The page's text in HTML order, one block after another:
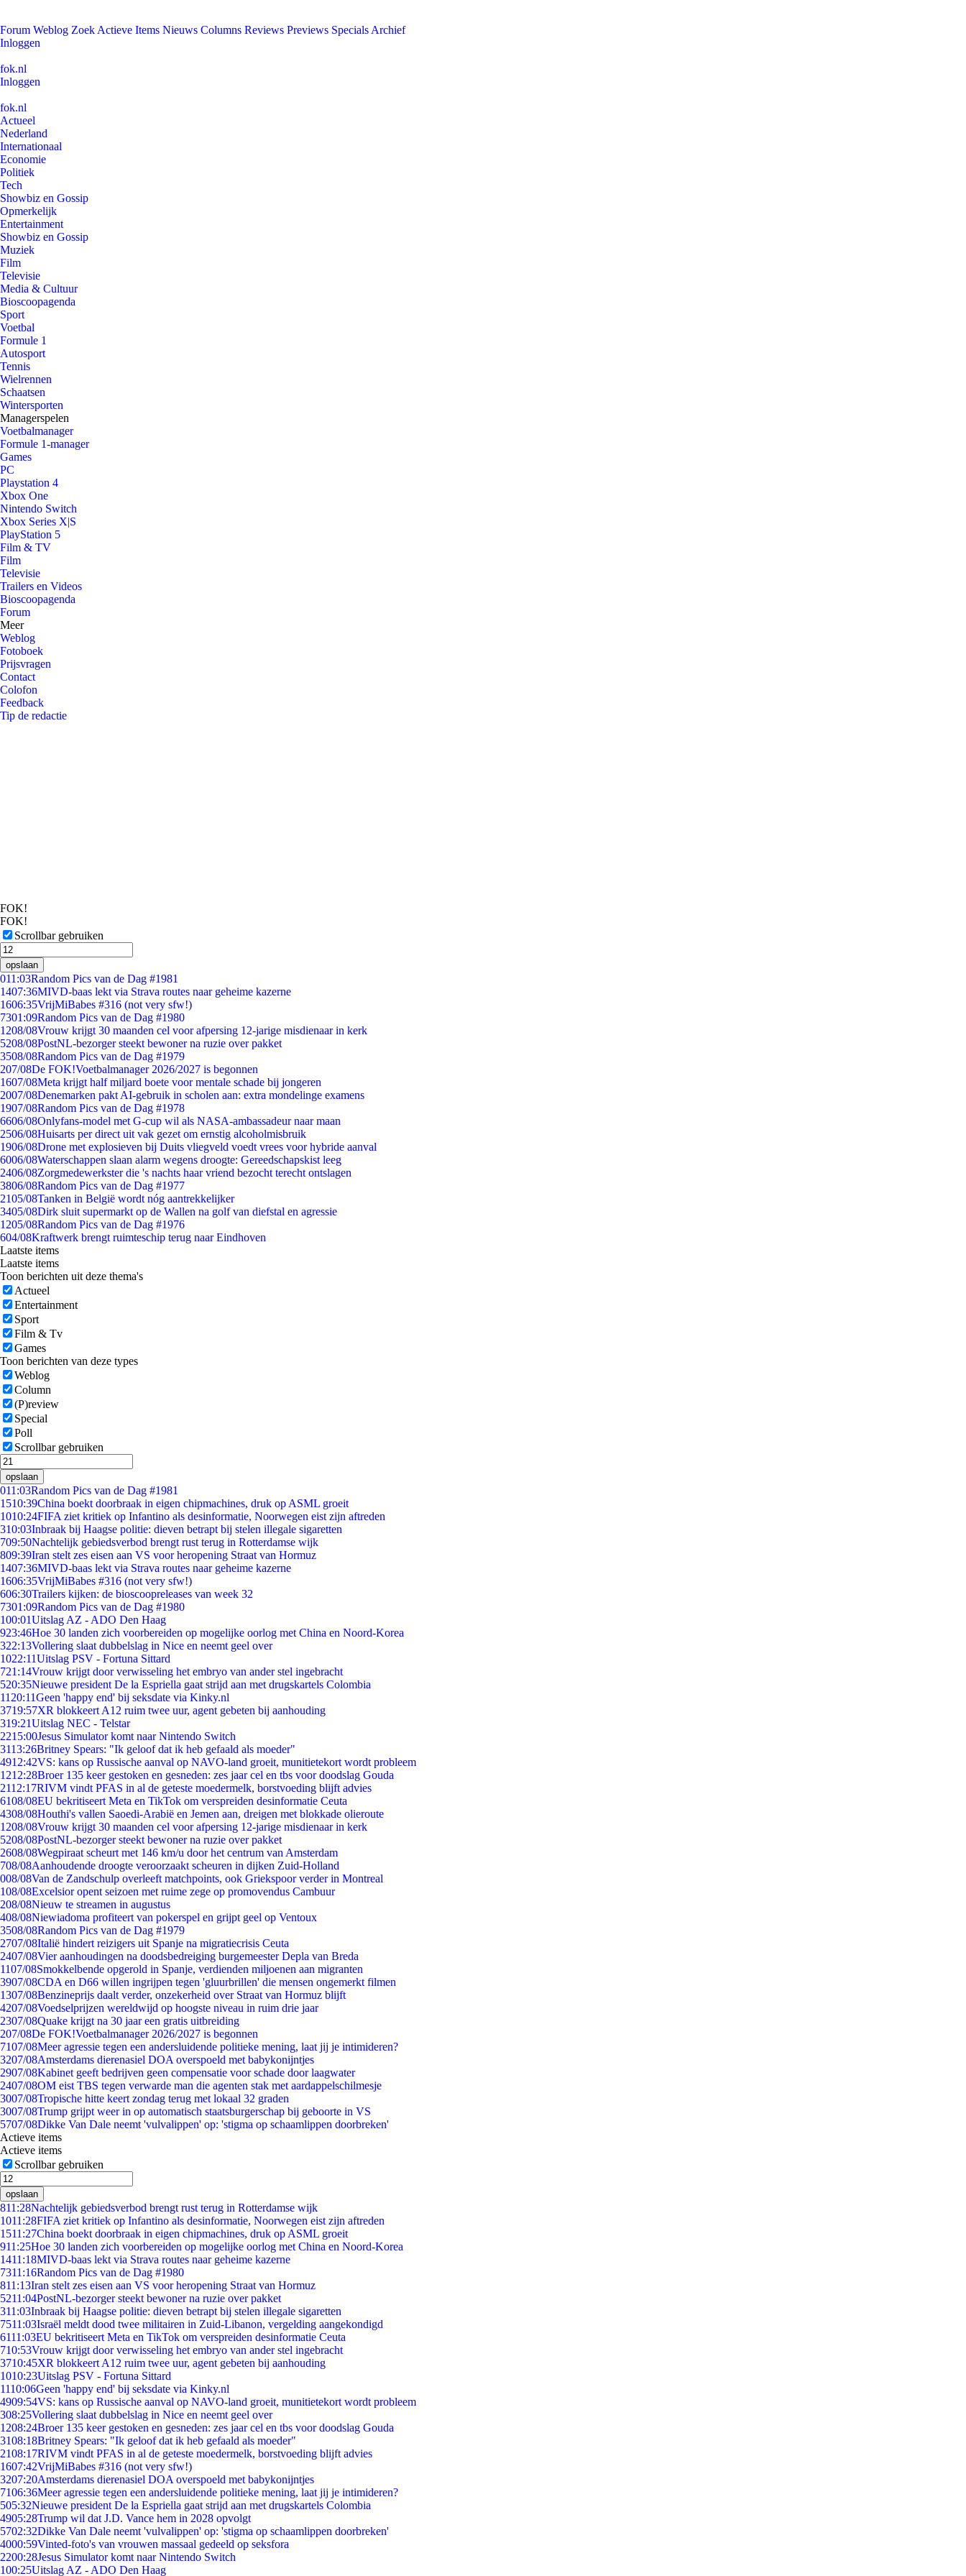
Forum Weblog Zoek Actieve Items Nieuws Columns Reviews Previews Specials Archief
Inloggen
fok.nl
Inloggen
fok.nl
Actueel
Nederland
Internationaal
Economie
Politiek
Tech
Showbiz en Gossip
Opmerkelijk
Entertainment
Showbiz en Gossip
Muziek
Film
Televisie
Media & Cultuur
Bioscoopagenda
Sport
Voetbal
Formule 1
Autosport
Tennis
Wielrennen
Schaatsen
Wintersporten
Managerspelen
Voetbalmanager
Formule 1-manager
Games
PC
Playstation 4
Xbox One
Nintendo Switch
Xbox Series X|S
PlayStation 5
Film & TV
Film
Televisie
Trailers en Videos
Bioscoopagenda
Forum
Meer
Weblog
Fotoboek
Prijsvragen
Contact
Colofon
Feedback
Tip de redactie
FOK!
FOK!
Scrollbar gebruiken
opslaan
011:03Random Pics van de Dag #1981
1407:36MIVD-baas lekt via Strava routes naar geheime kazerne
1606:35VrijMiBabes #316 (not very sfw!)
7301:09Random Pics van de Dag #1980
1208/08Vrouw krijgt 30 maanden cel voor afpersing 12-jarige misdienaar in kerk
5208/08PostNL-bezorger steekt bewoner na ruzie over pakket
3508/08Random Pics van de Dag #1979
207/08De FOK!Voetbalmanager 2026/2027 is begonnen
1607/08Meta krijgt half miljard boete voor mentale schade bij jongeren
2007/08Denemarken pakt AI-gebruik in scholen aan: extra mondelinge examens
1907/08Random Pics van de Dag #1978
6606/08Onlyfans-model met G-cup wil als NASA-ambassadeur naar maan
2506/08Huisarts per direct uit vak gezet om ernstig alcoholmisbruik
1906/08Drone met explosieven bij Duits vliegveld voedt vrees voor hybride aanval
6006/08Waterschappen slaan alarm wegens droogte: Gereedschapskist leeg
2406/08Zorgmedewerkster die 's nachts haar vriend bezocht terecht ontslagen
3806/08Random Pics van de Dag #1977
2105/08Tanken in België wordt nóg aantrekkelijker
3405/08Dirk sluit supermarkt op de Wallen na golf van diefstal en agressie
1205/08Random Pics van de Dag #1976
604/08Kraftwerk brengt ruimteschip terug naar Eindhoven
Laatste items
Laatste items
Toon berichten uit deze thema's
Actueel
Entertainment
Sport
Film & Tv
Games
Toon berichten van deze types
Weblog
Column
(P)review
Special
Poll
Scrollbar gebruiken
opslaan
011:03Random Pics van de Dag #1981
1510:39China boekt doorbraak in eigen chipmachines, druk op ASML groeit
1010:24FIFA ziet kritiek op Infantino als desinformatie, Noorwegen eist zijn aftreden
310:03Inbraak bij Haagse politie: dieven betrapt bij stelen illegale sigaretten
709:50Nachtelijk gebiedsverbod brengt rust terug in Rotterdamse wijk
809:39Iran stelt zes eisen aan VS voor heropening Straat van Hormuz
1407:36MIVD-baas lekt via Strava routes naar geheime kazerne
1606:35VrijMiBabes #316 (not very sfw!)
606:30Trailers kijken: de bioscoopreleases van week 32
7301:09Random Pics van de Dag #1980
100:01Uitslag AZ - ADO Den Haag
923:46Hoe 30 landen zich voorbereiden op mogelijke oorlog met China en Noord-Korea
322:13Vollering slaat dubbelslag in Nice en neemt geel over
1022:11Uitslag PSV - Fortuna Sittard
721:14Vrouw krijgt door verwisseling het embryo van ander stel ingebracht
520:35Nieuwe president De la Espriella gaat strijd aan met drugskartels Colombia
11 20:11Geen 'happy end' bij seksdate via Kinky.nl
3719:57XR blokkeert A12 ruim twee uur, agent gebeten bij aanhouding
319:21Uitslag NEC - Telstar
2215:00Jesus Simulator komt naar Nintendo Switch
3113:26Britney Spears: "Ik geloof dat ik heb gefaald als moeder"
4912:42VS: kans op Russische aanval op NAVO-land groeit, munitietekort wordt probleem
1212:28Broer 135 keer gestoken en gesneden: zes jaar cel en tbs voor doodslag Gouda
2112:17RIVM vindt PFAS in al de geteste moedermelk, borstvoeding blijft advies
6108/08EU bekritiseert Meta en TikTok om verspreiden desinformatie Ceuta
4308/08Houthi's vallen Saoedi-Arabië en Jemen aan, dreigen met blokkade olieroute
1208/08Vrouw krijgt 30 maanden cel voor afpersing 12-jarige misdienaar in kerk
5208/08PostNL-bezorger steekt bewoner na ruzie over pakket
2608/08Wegpiraat scheurt met 146 km/u door het centrum van Amsterdam
708/08Aanhoudende droogte veroorzaakt scheuren in dijken Zuid-Holland
008/08Van de Zandschulp overleeft matchpoints, ook Griekspoor verder in Montreal
108/08Excelsior opent seizoen met ruime zege op promovendus Cambuur
208/08Nieuw te streamen in augustus
408/08Niewiadoma profiteert van pokerspel en grijpt geel op Ventoux
3508/08Random Pics van de Dag #1979
2707/08Italië hindert reizigers uit Spanje na migratiecrisis Ceuta
2407/08Vier aanhoudingen na doodsbedreiging burgemeester Depla van Breda
1107/08Smokkelbende opgerold in Spanje, verdienden miljoenen aan migranten
3907/08CDA en D66 willen ingrijpen tegen 'gluurbrillen' die mensen ongemerkt filmen
1307/08Benzineprijs daalt verder, onzekerheid over Straat van Hormuz blijft
4207/08Voedselprijzen wereldwijd op hoogste niveau in ruim drie jaar
2307/08Quake krijgt na 30 jaar een gratis uitbreiding
207/08De FOK!Voetbalmanager 2026/2027 is begonnen
7107/08Meer agressie tegen een andersluidende politieke mening, laat jij je intimideren?
3207/08Amsterdams dierenasiel DOA overspoeld met babykonijntjes
2907/08Kabinet geeft bedrijven geen compensatie voor schade door laagwater
2407/08OM eist TBS tegen verwarde man die agenten stak met aardappelschilmesje
3007/08Tropische hitte keert zondag terug met lokaal 32 graden
3007/08Trump grijpt weer in op automatisch staatsburgerschap bij geboorte in VS
5707/08Dikke Van Dale neemt 'vulvalippen' op: 'stigma op schaamlippen doorbreken'
Actieve items
Actieve items
Scrollbar gebruiken
opslaan
811:28Nachtelijk gebiedsverbod brengt rust terug in Rotterdamse wijk
1011:28FIFA ziet kritiek op Infantino als desinformatie, Noorwegen eist zijn aftreden
1511:27China boekt doorbraak in eigen chipmachines, druk op ASML groeit
911:25Hoe 30 landen zich voorbereiden op mogelijke oorlog met China en Noord-Korea
1411:18MIVD-baas lekt via Strava routes naar geheime kazerne
7311:16Random Pics van de Dag #1980
811:13Iran stelt zes eisen aan VS voor heropening Straat van Hormuz
5211:04PostNL-bezorger steekt bewoner na ruzie over pakket
311:03Inbraak bij Haagse politie: dieven betrapt bij stelen illegale sigaretten
7511:03Israël meldt dood twee militairen in Zuid-Libanon, vergelding aangekondigd
6111:03EU bekritiseert Meta en TikTok om verspreiden desinformatie Ceuta
710:53Vrouw krijgt door verwisseling het embryo van ander stel ingebracht
3710:45XR blokkeert A12 ruim twee uur, agent gebeten bij aanhouding
1010:23Uitslag PSV - Fortuna Sittard
1110:06Geen 'happy end' bij seksdate via Kinky.nl
4909:54VS: kans op Russische aanval op NAVO-land groeit, munitietekort wordt probleem
308:25Vollering slaat dubbelslag in Nice en neemt geel over
1208:24Broer 135 keer gestoken en gesneden: zes jaar cel en tbs voor doodslag Gouda
3108:18Britney Spears: "Ik geloof dat ik heb gefaald als moeder"
2108:17RIVM vindt PFAS in al de geteste moedermelk, borstvoeding blijft advies
1607:42VrijMiBabes #316 (not very sfw!)
3207:20Amsterdams dierenasiel DOA overspoeld met babykonijntjes
7106:36Meer agressie tegen een andersluidende politieke mening, laat jij je intimideren?
505:32Nieuwe president De la Espriella gaat strijd aan met drugskartels Colombia
4905:28Trump wil dat J.D. Vance hem in 2028 opvolgt
5702:32Dikke Van Dale neemt 'vulvalippen' op: 'stigma op schaamlippen doorbreken'
4000:59Vinted-foto's van vrouwen massaal gedeeld op seksfora
2200:28Jesus Simulator komt naar Nintendo Switch
100:25Uitslag AZ - ADO Den Haag